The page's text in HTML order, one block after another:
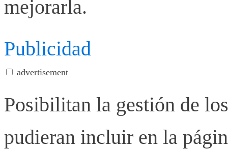
mejorarla.
Publicidad
advertisement
Posibilitan la gestión de
pudieran incluir en la